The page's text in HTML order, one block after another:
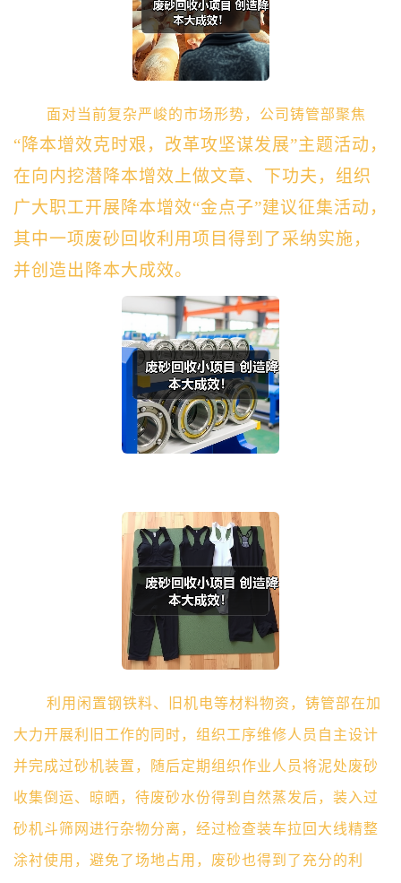
面对当前复杂严峻的市场形势，公司铸管部聚焦
“降本增效克时艰，改革攻坚谋发展”主题活动，
在向内挖潜降本增效上做文章、下功夫，组织
广大职工开展降本增效“金点子”建议征集活动，
其中一项废砂回收利用项目得到了采纳实施，
并创造出降本大成效。
利用闲置钢铁料、旧机电等材料物资，铸管部在加
大力开展利旧工作的同时，组织工序维修人员自主设计
并完成过砂机装置，随后定期组织作业人员将泥处废砂
收集倒运、晾晒，待废砂水份得到自然蒸发后，装入过
砂机斗筛网进行杂物分离，经过检查装车拉回大线精整
涂衬使用，避免了场地占用，废砂也得到了充分的利